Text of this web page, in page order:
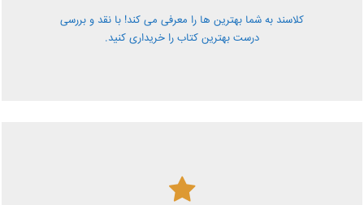
کلاسند به شما بهترین ها را معرفی می کند! با نقد و بررسی
درست بهترین کتاب را خریداری کنید.